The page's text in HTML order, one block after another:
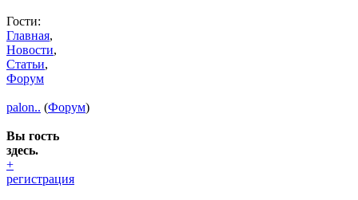
Гости:
Главная,
Новости,
Статьи,
Форум
palon.. (Форум)
Вы гость
здесь.
+
регистрация